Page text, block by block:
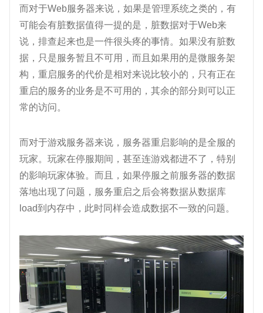
而对于Web服务器来说，如果是管理系统之类的，有
可能会有脏数据值得一提的是，脏数据对于Web来
说，排查起来也是一件很头疼的事情。如果没有脏数
据，只是服务暂且不可用，而且如果用的是微服务架
构，重启服务的代价是相对来说比较小的，只有正在
重启的服务的业务是不可用的，其余的部分则可以正
常的访问。
而对于游戏服务器来说，服务器重启影响的是全服的
玩家。玩家在停服期间，甚至连游戏都进不了，特别
的影响玩家体验。而且，如果停服之前服务器的数据
落地出现了问题，服务重启之后会将数据从数据库
load到内存中，此时同样会造成数据不一致的问题。